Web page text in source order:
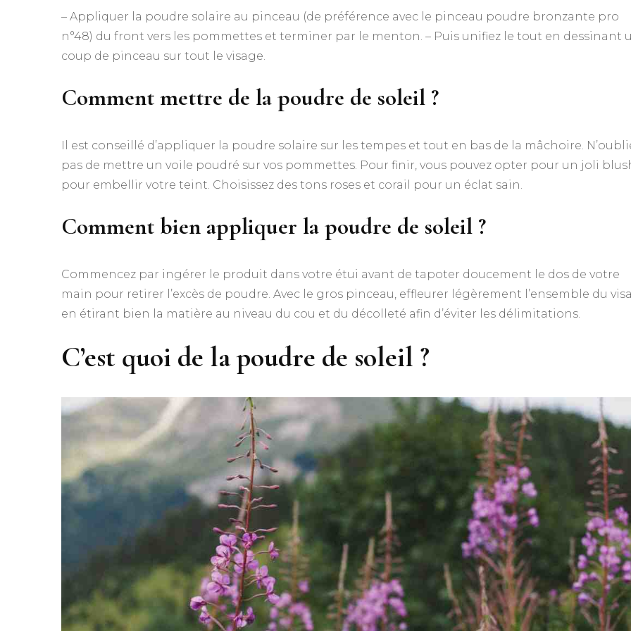
– Appliquer la poudre solaire au pinceau (de préférence avec le pinceau poudre bronzante pro
n°48) du front vers les pommettes et terminer par le menton. – Puis unifiez le tout en dessinant
coup de pinceau sur tout le visage.
Comment mettre de la poudre de soleil ?
Il est conseillé d’appliquer la poudre solaire sur les tempes et tout en bas de la mâchoire.
pas de mettre un voile poudré sur vos pommettes. Pour finir, vous pouvez opter pour un joli
pour embellir votre teint. Choisissez des tons roses et corail pour un éclat sain.
Comment bien appliquer la poudre de soleil ?
Commencez par ingérer le produit dans votre étui avant de tapoter doucement le dos de votre
main pour retirer l’excès de poudre. Avec le gros pinceau, effleurer légèrement l’ensemble du
en étirant bien la matière au niveau du cou et du décolleté afin d’éviter les délimitations.
C’est quoi de la poudre de soleil ?